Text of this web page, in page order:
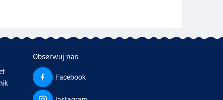
Obserwuj nas
Facebook